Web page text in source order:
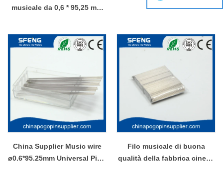
musicale da 0,6 * 95,25 mm
China Supplier Music wire
ø0.6*95.25mm Universal Pin -
Filo musicale di buona
qualità della fabbrica cinese